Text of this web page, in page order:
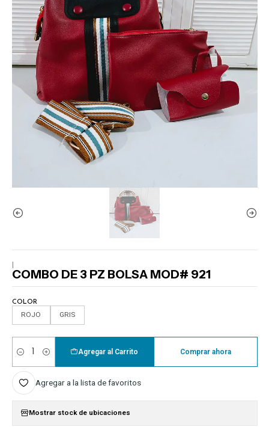
COMBO DE 3 PZ BOLSA MOD# 921
COLOR
ROJO GRIS
Cantidad
Agregar al Carrito Comprar ahora
Agregar a la lista de favoritos
Mostrar stock de ubicaciones